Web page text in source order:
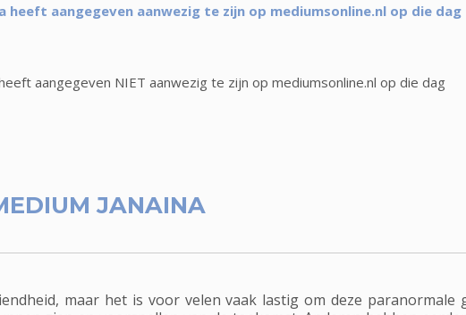
heeft aangegeven aanwezig te zijn op mediumsonline.nl op die dag
aangegeven NIET aanwezig te zijn op mediumsonline.nl op die dag
JANAINA
maar het is voor velen vaak lastig om deze paranormale